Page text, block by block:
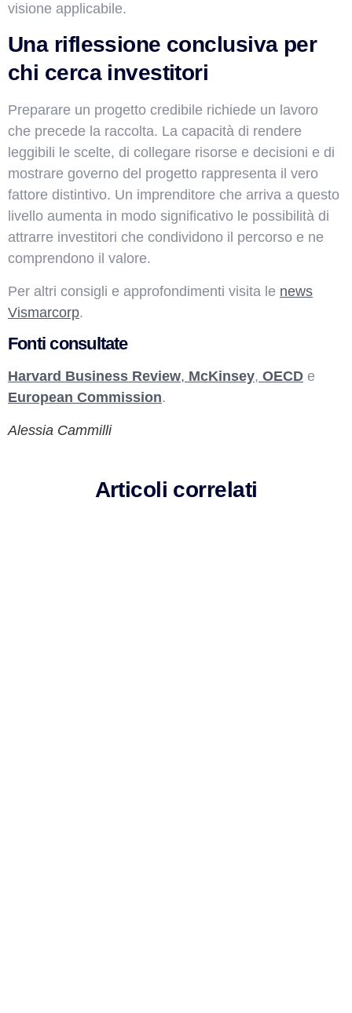
visione applicabile.
Una riflessione conclusiva per
chi cerca investitori
Preparare un progetto credibile richiede un lavoro
che precede la raccolta. La capacità di rendere
leggibili le scelte, di collegare risorse e decisioni e di
mostrare governo del progetto rappresenta il vero
fattore distintivo. Un imprenditore che arriva a questo
livello aumenta in modo significativo le possibilità di
attrarre investitori che condividono il percorso e ne
comprendono il valore.
Per altri consigli e approfondimenti visita le news
Vismarcorp.
Fonti consultate
Harvard Business Review, McKinsey, OECD e
European Commission.
Alessia Cammilli
Articoli correlati